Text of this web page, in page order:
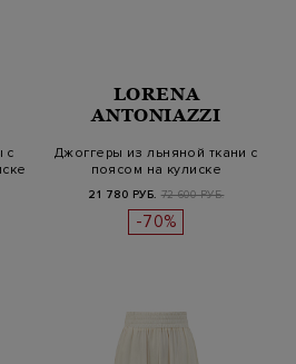
с
LORENA
ANTONIAZZI
Джоггеры из льняной ткани с
поясом на кулиске
21 780 РУБ. 72 600 РУБ.
-70%